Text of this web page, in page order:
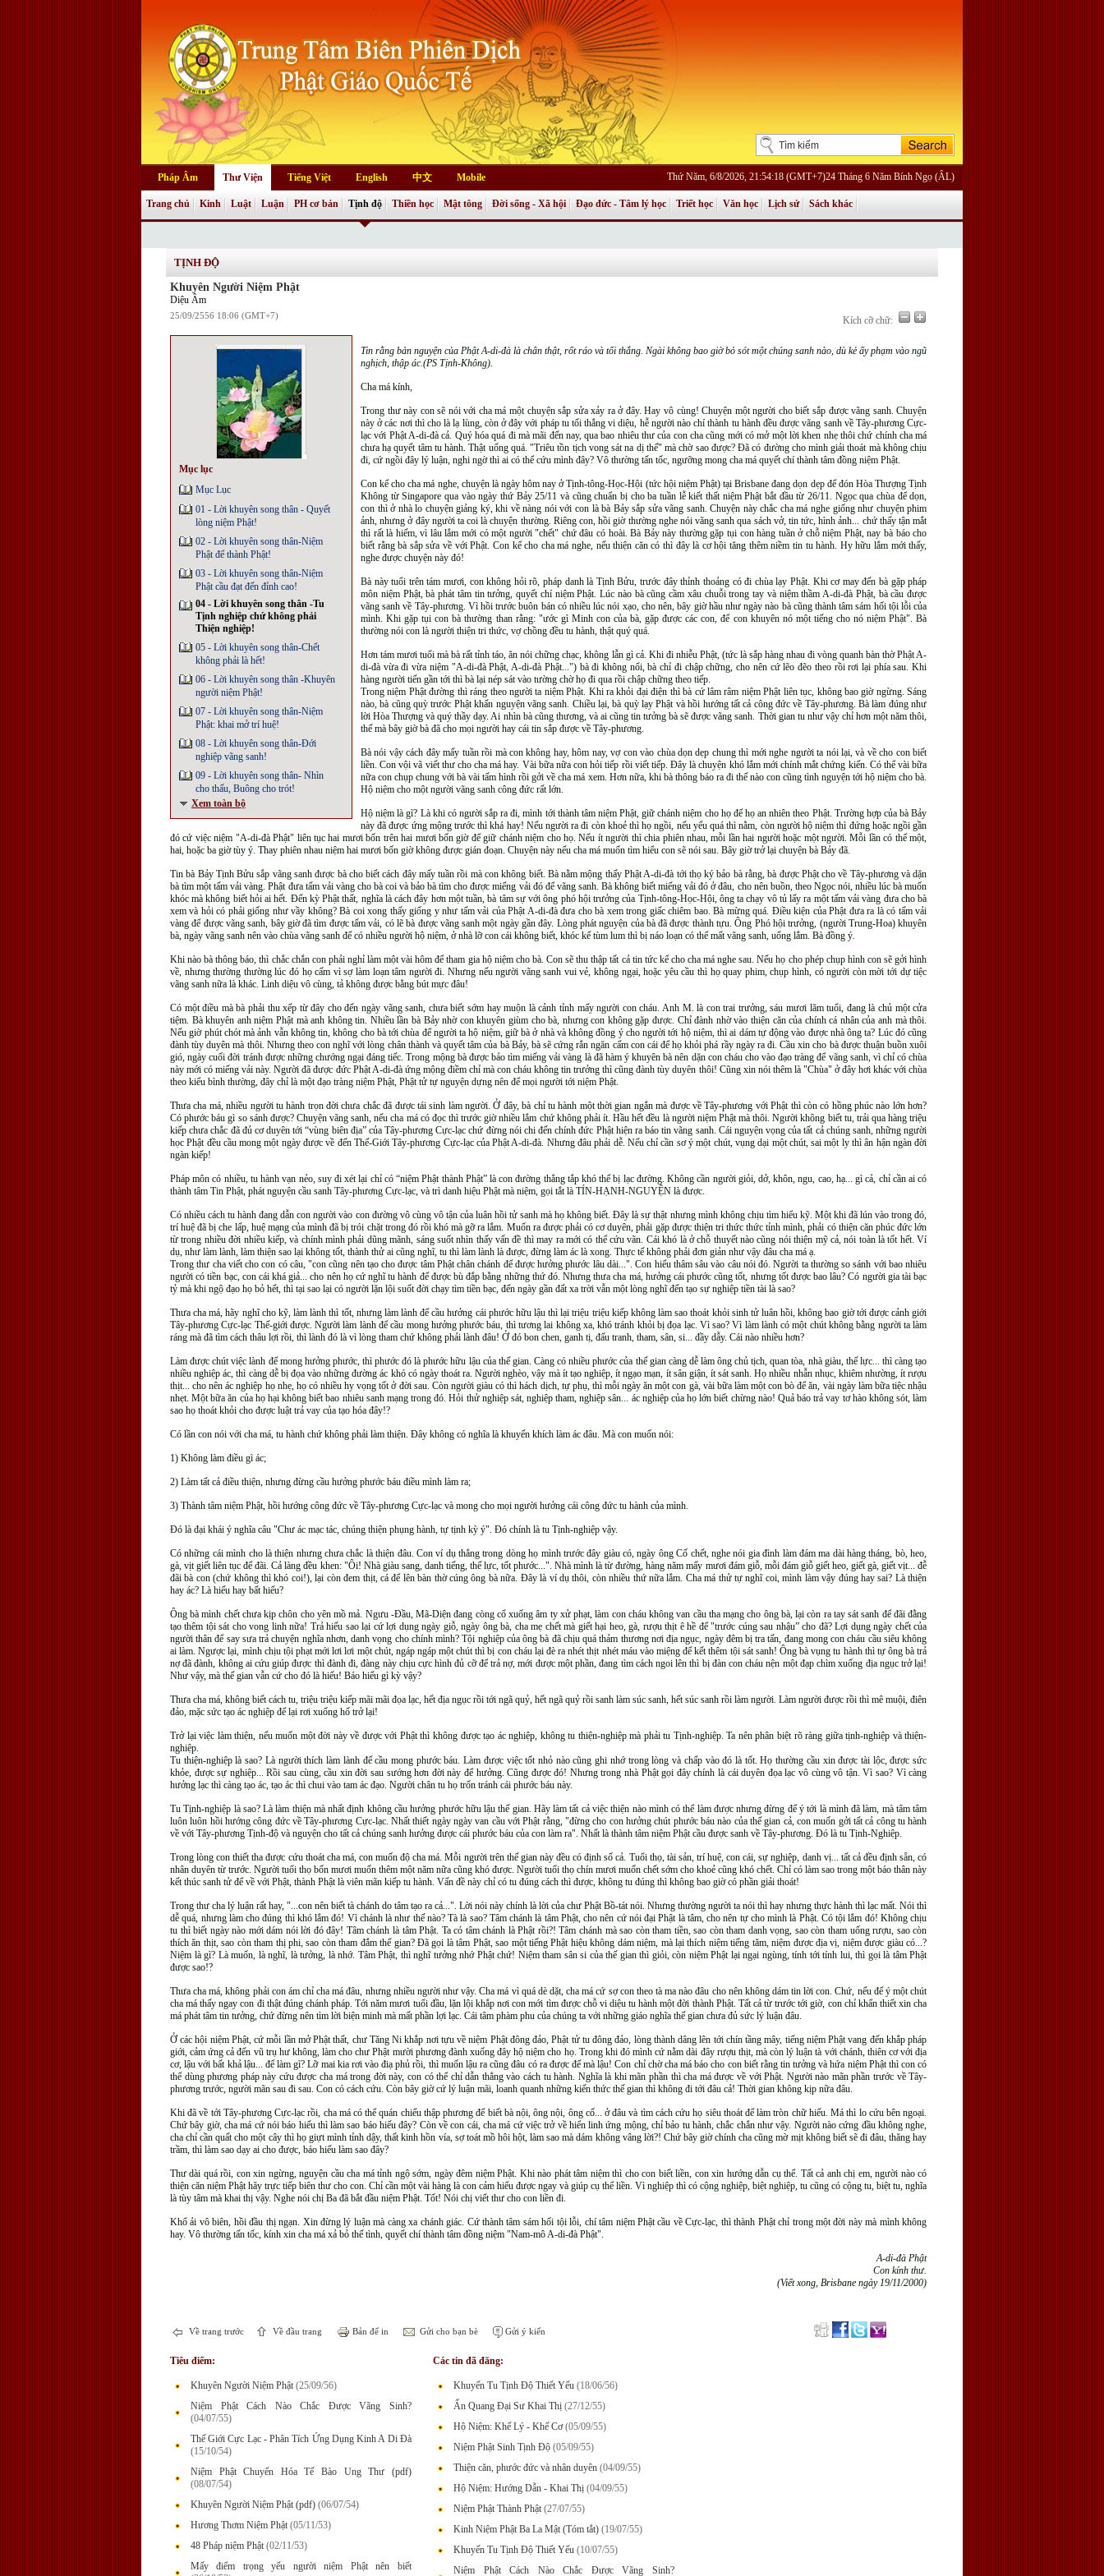
Pháp Âm Thư Viện Tiếng Việt English 中文 Mobile Thứ Năm, 6/8/2026, 21:54:18 (GMT+7)24 Tháng 6 Năm Bính Ngọ (ÂL)
Trang chủ Kinh Luật Luận PH cơ bản Tịnh độ Thiền học Mật tông Đời sống - Xã hội Đạo đức - Tâm lý học Triết học Văn học Lịch sử Sách khác
TỊNH ĐỘ
Khuyên Người Niệm Phật
Diệu Âm
25/09/2556 18:06 (GMT+7) Kích cỡ chữ:
Mục lục
Mục Lục
01 - Lời khuyên song thân - Quyết
lòng niệm Phật!
02 - Lời khuyên song thân-Niệm
Phật để thành Phật!
03 - Lời khuyên song thân-Niệm
Phật cầu đạt đến đỉnh cao!
04 - Lời khuyên song thân -Tu
Tịnh nghiệp chứ không phải
Thiện nghiệp!
05 - Lời khuyên song thân-Chết
không phải là hết!
06 - Lời khuyên song thân -Khuyên
người niệm Phật!
07 - Lời khuyên song thân-Niệm
Phật: khai mở trí huệ!
08 - Lời khuyên song thân-Đới
nghiệp vãng sanh!
09 - Lời khuyên song thân- Nhìn
cho thấu, Buông cho trót!
Xem toàn bộ
Tin rằng bản nguyện của Phật A-di-đà là chân thật, rốt ráo và tối thắng. Ngài không bao giờ bỏ sót một chúng sanh nào, dù kẻ ấy phạm vào ngũ
nghịch, thập ác.(PS Tịnh-Không).
Cha má kính,
Trong thư này con sẽ nói với cha má một chuyện sắp sửa xảy ra ở đây. Hay vô cùng! Chuyện một người cho biết sắp được vãng sanh. Chuyện
này ở các nơi thì cho là lạ lùng, còn ở đây với pháp tu tối thắng vi diệu, hễ người nào chí thành tu hành đều được vãng sanh về Tây-phương Cực-
lạc với Phật A-di-đà cả. Quý hóa quá đi mà mãi đến nay, qua bao nhiêu thư của con cha cũng mới có mở một lời khen nhẹ thôi chứ chính cha má
chưa hạ quyết tâm tu hành. Thật uổng quá. "Triêu tồn tịch vong sát na dị thế" mà chờ sao được? Đã có đường cho mình giải thoát mà không chịu
đi, cứ ngồi đây lý luận, nghi ngờ thì ai có thể cứu mình đây? Vô thường tấn tốc, ngưỡng mong cha má quyết chí thành tâm đồng niệm Phật.
Con kể cho cha má nghe, chuyện là ngày hôm nay ở Tịnh-tông-Học-Hội (tức hội niệm Phật) tại Brisbane đang dọn dẹp để đón Hòa Thượng Tịnh
Không từ Singapore qua vào ngày thứ Bảy 25/11 và cũng chuẩn bị cho ba tuần lễ kiết thất niệm Phật bắt đầu từ 26/11. Ngọc qua chùa để dọn,
con thì ở nhà lo chuyện giảng ký, khi về nàng nói với con là bà Bảy sắp sửa vãng sanh. Chuyện này chắc cha má nghe giống như chuyện phim
ảnh, nhưng ở đây người ta coi là chuyện thường. Riêng con, hồi giờ thường nghe nói vãng sanh qua sách vở, tin tức, hình ảnh... chứ thấy tận mắt
thì rất là hiếm, vì lâu lắm mới có một người "chết" chứ đâu có hoài. Bà Bảy này thường gặp tụi con hàng tuần ở chỗ niệm Phật, nay bà báo cho
biết rằng bà sắp sửa về với Phật. Con kể cho cha má nghe, nếu thiện căn có thì đây là cơ hội tăng thêm niềm tin tu hành. Hy hữu lắm mới thấy,
nghe được chuyện này đó!
Bà này tuổi trên tám mươi, con không hỏi rõ, pháp danh là Tịnh Bửu, trước đây thỉnh thoảng có đi chùa lạy Phật. Khi cơ may đến bà gặp pháp
môn niệm Phật, bà phát tâm tin tưởng, quyết chí niệm Phật. Lúc nào bà cũng cầm xâu chuỗi trong tay và niệm thầm A-di-đà Phật, bà cầu được
vãng sanh về Tây-phương. Vì hồi trước buôn bán có nhiều lúc nói xạo, cho nên, bây giờ hầu như ngày nào bà cũng thành tâm sám hối tội lỗi của
mình. Khi gặp tụi con bà thường than rằng: "ước gì Minh con của bà, gặp được các con, để con khuyên nó một tiếng cho nó niệm Phật". Bà
thường nói con là người thiện tri thức, vợ chồng đều tu hành, thật quý quá.
Hơn tám mươi tuổi mà bà rất tỉnh táo, ăn nói chững chạc, không lẫn gì cả. Khi đi nhiễu Phật, (tức là sắp hàng nhau đi vòng quanh bàn thờ Phật A-
di-đà vừa đi vừa niệm "A-di-đà Phật, A-di-đà Phật...") bà đi không nổi, bà chỉ đi chập chững, cho nên cứ lẽo đẽo theo rồi rơi lại phía sau. Khi
hàng người tiến gần tới thì bà lại nép sát vào tường chờ họ đi qua rồi chập chững theo tiếp.
Trong niệm Phật đường thì ráng theo người ta niệm Phật. Khi ra khỏi đại điện thì bà cứ lâm râm niệm Phật liên tục, không bao giờ ngừng. Sáng
nào, bà cũng quỳ trước Phật khấn nguyện vãng sanh. Chiều lại, bà quỳ lạy Phật và hồi hướng tất cả công đức về Tây-phương. Bà làm đúng như
lời Hòa Thượng và quý thầy dạy. Ai nhìn bà cũng thương, và ai cũng tin tưởng bà sẽ được vãng sanh. Thời gian tu như vậy chỉ hơn một năm thôi,
thế mà bây giờ bà đã cho mọi người hay cái tin sắp được về Tây-phương.
Bà nói vậy cách đây mấy tuần rồi mà con không hay, hôm nay, vợ con vào chùa dọn dẹp chung thì mới nghe người ta nói lại, và về cho con biết
liền. Con vội vã viết thư cho cha má hay. Vài bữa nữa con hỏi tiếp rồi viết tiếp. Đây là chuyện khó lắm mới chính mắt chứng kiến. Có thể vài bữa
nữa con chụp chung với bà vài tấm hình rồi gởi về cha má xem. Hơn nữa, khi bà thông báo ra đi thế nào con cũng tình nguyện tới hộ niệm cho bà.
Hộ niệm cho một người vãng sanh công đức rất lớn.
Hộ niệm là gì? Là khi có người sắp ra đi, mình tới thành tâm niệm Phật, giữ chánh niệm cho họ để họ an nhiên theo Phật. Trường hợp của bà Bảy
này đã được ứng mộng trước thì khá hay! Nếu người ra đi còn khoẻ thì họ ngồi, nếu yếu quá thì nằm, còn người hộ niệm thì đứng hoặc ngồi gần
đó cứ việc niệm "A-di-đà Phật" liên tục hai mươi bốn trên hai mươi bốn giờ để giữ chánh niệm cho họ. Nếu ít người thì chia phiên nhau, mỗi lần hai người hoặc một người. Mỗi lần có thể một,
hai, hoặc ba giờ tùy ý. Thay phiên nhau niệm hai mươi bốn giờ không được gián đoạn. Chuyện này nếu cha má muốn tìm hiểu con sẽ nói sau. Bây giờ trở lại chuyện bà Bảy đã.
Tin bà Bảy Tịnh Bửu sắp vãng sanh được bà cho biết cách đây mấy tuần rồi mà con không biết. Bà nằm mộng thấy Phật A-di-đà tới thọ ký bảo bà rằng, bà được Phật cho về Tây-phương và dặn
bà tìm một tấm vải vàng. Phật đưa tấm vải vàng cho bà coi và bảo bà tìm cho được miếng vải đó để vãng sanh. Bà không biết miếng vải đó ở đâu, cho nên buồn, theo Ngọc nói, nhiều lúc bà muốn
khóc mà không biết hỏi ai hết. Đến kỳ Phật thất, nghĩa là cách đây hơn một tuần, bà tâm sự với ông phó hội trưởng của Tịnh-tông-Học-Hội, ông ta chạy vô tủ lấy ra một tấm vải vàng đưa cho bà
xem và hỏi có phải giống như vầy không? Bà coi xong thấy giống y như tấm vải của Phật A-di-đà đưa cho bà xem trong giấc chiêm bao. Bà mừng quá. Điều kiện của Phật đưa ra là có tấm vải
vàng để được vãng sanh, bây giờ đã tìm được tấm vải, có lẽ bà được vãng sanh một ngày gần đây. Lòng phát nguyện của bà đã được thành tựu. Ông Phó hội trưởng, (người Trung-Hoa) khuyên
bà, ngày vãng sanh nên vào chùa vãng sanh để có nhiều người hộ niệm, ở nhà lỡ con cái không biết, khóc kể tùm lum thì bị náo loạn có thể mất vãng sanh, uổng lắm. Bà đồng ý.
Khi nào bà thông báo, thì chắc chắn con phải nghỉ làm một vài hôm để tham gia hộ niệm cho bà. Con sẽ thu thập tất cả tin tức kể cho cha má nghe sau. Nếu họ cho phép chụp hình con sẽ gởi hình
về, nhưng thường thường lúc đó họ cấm vì sợ làm loạn tâm người đi. Nhưng nếu người vãng sanh vui vẻ, không ngại, hoặc yêu cầu thì họ quay phim, chụp hình, có người còn mời tới dự tiệc
vãng sanh nữa là khác. Linh diệu vô cùng, tả không được bằng bút mực đâu!
Có một điều mà bà phải thu xếp từ đây cho đến ngày vãng sanh, chưa biết sớm hay muộn là cảnh tỉnh mấy người con cháu. Anh M. là con trai trưởng, sáu mươi lăm tuổi, đang là chủ một cửa
tiệm. Bà khuyên anh niệm Phật mà anh không tin. Nhiều lần bà Bảy nhờ con khuyên giùm cho bà, nhưng con không gặp được. Chỉ đành nhờ vào thiện căn của chính cá nhân của anh mà thôi.
Nếu giờ phút chót mà ảnh vẫn không tin, không cho bà tới chùa để người ta hộ niệm, giữ bà ở nhà và không đồng ý cho người tới hộ niệm, thì ai dám tự động vào được nhà ông ta? Lúc đó cũng
đành tùy duyên mà thôi. Nhưng theo con nghĩ với lòng chân thành và quyết tâm của bà Bảy, bà sẽ cứng rắn ngăn cấm con cái để họ khỏi phá rầy ngày ra đi. Cầu xin cho bà được thuận buồn xuôi
gió, ngày cuối đời tránh được những chướng ngại đáng tiếc. Trong mộng bà được bảo tìm miếng vải vàng là đã hàm ý khuyên bà nên dặn con cháu cho vào đạo tràng để vãng sanh, vì chỉ có chùa
này mới có miếng vải này. Người đã được đức Phật A-di-đà ứng mộng điềm chỉ mà con cháu không tin trưởng thì cũng đành tùy duyên thôi! Cũng xin nói thêm là "Chùa" ở đây hơi khác với chùa
theo kiểu bình thường, đây chỉ là một đạo tràng niệm Phật, Phật tử tự nguyện dựng nên để mọi người tới niệm Phật.
Thưa cha má, nhiều người tu hành trọn đời chưa chắc đã được tái sinh làm người. Ở đây, bà chỉ tu hành một thời gian ngắn mà được về Tây-phương với Phật thì còn có hồng phúc nào lớn hơn?
Có phước báu gì so sánh được? Chuyện vãng sanh, nếu cha má có đọc thì trước giờ nhiều lắm chứ không phải ít. Hầu hết đều là người niệm Phật mà thôi. Người không biết tu, trải qua hàng triệu
kiếp chưa chắc đã đủ cơ duyên tới “vùng biên địa” của Tây-phương Cực-lạc chứ đừng nói chi đến chính đức Phật hiện ra báo tin vãng sanh. Cái nguyện vọng của tất cả chúng sanh, những người
học Phật đều cầu mong một ngày được về đến Thế-Giới Tây-phương Cực-lạc của Phật A-di-đà. Nhưng đâu phải dễ. Nếu chỉ cần sơ ý một chút, vụng dại một chút, sai một ly thì ân hận ngàn đời
ngàn kiếp!
Pháp môn có nhiều, tu hành vạn nẻo, suy đi xét lại chỉ có “niệm Phật thành Phật” là con đường thẳng tắp khó thể bị lạc đường. Không cần người giỏi, dở, khôn, ngu, cao, hạ... gì cả, chỉ cần ai có
thành tâm Tin Phật, phát nguyện cầu sanh Tây-phương Cực-lạc, và trì danh hiệu Phật mà niệm, gọi tắt là TÍN-HẠNH-NGUYỆN là được.
Có nhiều cách tu hành đang dẫn con người vào con đường vô cùng vô tận của luân hồi tử sanh mà họ không biết. Đây là sự thật nhưng mình không chịu tìm hiểu kỹ. Một khi đã lún vào trong đó,
trí huệ đã bị che lấp, huệ mạng của mình đã bị trói chặt trong đó rồi khó mà gỡ ra lắm. Muốn ra được phải có cơ duyên, phải gặp được thiện tri thức thức tỉnh mình, phải có thiện căn phúc đức lớn
từ trong nhiều đời nhiều kiếp, và chính mình phải dũng mãnh, sáng suốt nhìn thấy vấn đề thì may ra mới có thể cứu vãn. Cái khó là ở chỗ thuyết nào cũng nói thiện mỹ cả, nói toàn là tốt hết. Ví
dụ, như làm lành, làm thiện sao lại không tốt, thành thử ai cũng nghĩ, tu thì làm lành là được, đừng làm ác là xong. Thực tế không phải đơn giản như vậy đâu cha má ạ.
Trong thư cha viết cho con có câu, "con cũng nên tạo cho được tâm Phật chân chánh để được hưởng phước lâu dài...". Con hiểu thâm sâu vào câu nói đó. Người ta thường so sánh với bao nhiêu
người có tiền bạc, con cái khá giả... cho nên họ cứ nghĩ tu hành để được bù đắp bằng những thứ đó. Nhưng thưa cha má, hưởng cái phước cũng tốt, nhưng tốt được bao lâu? Có người gia tài bạc
tỷ mà khi ngộ đạo họ bỏ hết, thì tại sao lại có người lặn lội suốt đời chạy tìm tiền bạc, đến ngày gần đất xa trời vẫn một lòng nghĩ đến tạo sự nghiệp tiền tài là sao?
Thưa cha má, hãy nghĩ cho kỹ, làm lành thì tốt, nhưng làm lành để cầu hưởng cái phước hữu lậu thì lại triệu triệu kiếp không làm sao thoát khỏi sinh tử luân hồi, không bao giờ tới được cảnh giới
Tây-phương Cực-lạc Thế-giới được. Người làm lành để cầu mong hưởng phước báu, thì tương lai không xa, khó tránh khỏi bị đọa lạc. Vì sao? Vì làm lành có một chút không bằng người ta làm
ráng mà đã tìm cách thâu lợi rồi, thì lành đó là vì lòng tham chứ không phải lành đâu! Ở đó bon chen, ganh tị, đấu tranh, tham, sân, si... đầy dẫy. Cái nào nhiều hơn?
Làm được chút việc lành để mong hưởng phước, thì phước đó là phước hữu lậu của thế gian. Càng có nhiều phước của thế gian càng dễ làm ông chủ tịch, quan tòa, nhà giàu, thế lực... thì càng tạo
nhiều nghiệp ác, thì càng dễ bị đọa vào những đường ác khó có ngày thoát ra. Người nghèo, vậy mà ít tạo nghiệp, ít ngạo mạn, ít sân giận, ít sát sanh. Họ nhiều nhẫn nhục, khiêm nhường, ít rượu
thịt... cho nên ác nghiệp họ nhẹ, họ có nhiều hy vọng tốt ở đời sau. Còn người giàu có thì hách dịch, tự phụ, thì mỗi ngày ăn một con gà, vài bữa làm một con bò để ăn, vài ngày làm bữa tiệc nhậu
nhẹt. Một bữa ăn của họ hại không biết bao nhiêu sanh mạng trong đó. Hỏi thử nghiệp sát, nghiệp tham, nghiệp sân... ác nghiệp của họ lớn biết chừng nào! Quả báo trả vay tơ hào không sót, làm
sao họ thoát khỏi cho được luật trả vay của tạo hóa đây!?
Có lần con nói với cha má, tu hành chứ không phải làm thiện. Đây không có nghĩa là khuyến khích làm ác đâu. Mà con muốn nói:
1) Không làm điều gì ác;
2) Làm tất cả điều thiện, nhưng đừng cầu hưởng phước báu điều mình làm ra;
3) Thành tâm niệm Phật, hồi hướng công đức về Tây-phương Cực-lạc và mong cho mọi người hưởng cái công đức tu hành của mình.
Đó là đại khái ý nghĩa câu "Chư ác mạc tác, chúng thiện phụng hành, tự tịnh kỳ ý". Đó chính là tu Tịnh-nghiệp vậy.
Có những cái mình cho là thiện nhưng chưa chắc là thiện đâu. Con ví dụ thẳng trong dòng họ mình trước đây giàu có, ngày ông Cố chết, nghe nói gia đình làm đám ma dài hàng tháng, bò, heo,
gà, vịt giết liên tục để đãi. Cả làng đều khen: "Ôi! Nhà giàu sang, danh tiếng, thế lực, tốt phước...". Nhà mình là từ đường, hàng năm mấy mươi đám giỗ, mỗi đám giỗ giết heo, giết gà, giết vịt... đễ
đãi bà con (chứ không thì khó coi!), lại còn đem thịt, cá để lên bàn thờ cúng ông bà nữa. Đây là ví dụ thôi, còn nhiều thứ nữa lắm. Cha má thử tự nghĩ coi, mình làm vậy đúng hay sai? Là thiện
hay ác? Là hiếu hay bất hiếu?
Ông bà mình chết chưa kịp chôn cho yên mồ mả. Ngưu -Đầu, Mã-Diện đang còng cổ xuống âm ty xử phạt, làm con cháu không van cầu tha mạng cho ông bà, lại còn ra tay sát sanh để đãi đằng
tạo thêm tội sát cho vong linh nữa! Trả hiếu sao lại cứ lợi dụng ngày giỗ, ngày ông bà, cha mẹ chết mà giết hại heo, gà, rượu thịt ê hề để "trước cúng sau nhậu” cho đã? Lợi dụng ngày chết của
người thân để say sưa trả chuyện nghĩa nhơn, danh vọng cho chính mình? Tội nghiệp của ông bà đã chịu quá thảm thương nơi địa ngục, ngày đêm bị tra tấn, đang mong con cháu cầu siêu không
ai làm. Ngược lại, mình chịu tội phạt mới lơi lơi một chút, ngáp ngáp một chút thì bị con cháu lại đè ra nhét thịt nhét máu vào miệng để kết thêm tội sát sanh! Ông bà vụng tu hành thì tự ông bà trả
nợ đã đành, không ai cứu giúp được thì đành đi, đàng này chịu cực hình đủ cỡ để trả nợ, mới được một phần, đang tìm cách ngoi lên thì bị đàn con cháu nện một đạp chìm xuống địa ngục trở lại!
Như vậy, mà thế gian vẫn cứ cho đó là hiếu! Báo hiếu gì kỳ vậy?
Thưa cha má, không biết cách tu, triệu triệu kiếp mãi mãi đọa lạc, hết địa ngục rồi tới ngã quỷ, hết ngã quỷ rồi sanh làm súc sanh, hết súc sanh rồi làm người. Làm người được rồi thì mê muội, điên
đảo, mặc sức tạo ác nghiệp để lại rơi xuống hố trở lại!
Trở lại việc làm thiện, nếu muốn một đời này về được với Phật thì không được tạo ác nghiệp, không tu thiện-nghiệp mà phải tu Tịnh-nghiệp. Ta nên phân biệt rõ ràng giữa tịnh-nghiệp và thiện-
nghiệp.
Tu thiện-nghiệp là sao? Là người thích làm lành để cầu mong phước báu. Làm được việc tốt nhỏ nào cũng ghi nhớ trong lòng và chấp vào đó là tốt. Họ thường cầu xin được tài lộc, được sức
khỏe, được sự nghiệp... Rồi sau cùng, cầu xin đời sau sướng hơn đời này để hưởng. Cũng được đó! Nhưng trong nhà Phật gọi đây chính là cái duyên đọa lạc vô cùng vô tận. Vì sao? Vì càng
hưởng lạc thì càng tạo ác, tạo ác thì chui vào tam ác đạo. Người chân tu họ trốn tránh cái phước báu này.
Tu Tịnh-nghiệp là sao? Là làm thiện mà nhất định không cầu hưởng phước hữu lậu thế gian. Hãy làm tất cả việc thiện nào mình có thể làm được nhưng đừng để ý tới là mình đã làm, mà tâm tâm
luôn luôn hồi hướng công đức về Tây-phương Cực-lạc. Nhất thiết ngày ngày van cầu với Phật rằng, "đừng cho con hưởng chút phước báu nào của thế gian cả, con muốn gởi tất cả công tu hành
về với Tây-phương Tịnh-độ và nguyện cho tất cả chúng sanh hưởng được cái phước báu của con làm ra". Nhất là thành tâm niệm Phật cầu được sanh về Tây-phương. Đó là tu Tịnh-Nghiệp.
Trong lòng con thiết tha được cứu thoát cha má, con muốn độ cha má. Mỗi người trên thế gian này đều có định số cả. Tuổi thọ, tài sản, trí huệ, con cái, sự nghiệp, danh vị... tất cả đều định sẵn, có
nhân duyên từ trước. Người tuổi thọ bốn mươi muốn thêm một năm nữa cũng khó được. Người tuổi thọ chín mươi muốn chết sớm cho khoẻ cũng khó chết. Chỉ có làm sao trong một báo thân này
kết thúc sanh tử để về với Phật, thành Phật là viên mãn kiếp tu hành. Vấn đề này chỉ có tu đúng cách thì được, không tu đúng thì không bao giờ có phần giải thoát!
Trong thư cha lý luận rất hay, "...con nên biết tà chánh do tâm tạo ra cả...". Lời nói này chính là lời của chư Phật Bồ-tát nói. Nhưng thường người ta nói thì hay nhưng thực hành thì lạc mất. Nói thì
dễ quá, nhưng làm cho đúng thì khó lắm đó! Vì chánh là như thế nào? Tà là sao? Tâm chánh là tâm Phật, cho nên cứ nói đại Phật là tâm, cho nên tự cho mình là Phật. Có tội lắm đó! Không chịu
tu thì biết ngày nào mới dám nói lời đó đây! Tâm chánh là tâm Phật. Ta có tâm chánh là Phật rồi?! Tâm chánh mà sao còn tham tiền, sao còn tham danh vọng, sao còn tham uống rượu, sao còn
thích ăn thịt, sao còn tham thị phi, sao còn tham đắm thế gian? Đã gọi là tâm Phật, sao một tiếng Phật hiệu không dám niệm, mà lại thích niệm tiếng tăm, niệm được địa vị, niệm được giàu có...?
Niệm là gì? Là muốn, là nghĩ, là tưởng, là nhớ. Tâm Phật, thì nghĩ tưởng nhớ Phật chứ! Niệm tham sân si của thế gian thì giỏi, còn niệm Phật lại ngại ngùng, tính tới tính lui, thì gọi là tâm Phật
được sao!?
Thưa cha má, không phải con ám chỉ cha má đâu, nhưng nhiều người như vậy. Cha má vì quá dè dặt, cha má cứ sợ con theo tà ma nào đâu cho nên không dám tin lời con. Chứ, nếu để ý một chút
cha má thấy ngay con đi thật đúng chánh pháp. Tới năm mươi tuổi đầu, lặn lội khắp nơi con mới tìm được chỗ vi diệu tu hành một đời thành Phật. Tất cả từ trước tới giờ, con chỉ khẩn thiết xin cha
má phát tâm tin tưởng, chứ đừng nên tìm lời biện minh mà mất phần lợi lạc. Cái tâm phàm phu của chúng ta với những giáo nghĩa thế gian chưa đủ sức lý luận đâu.
Ở các hội niệm Phật, cứ mỗi lần mở Phật thất, chư Tăng Ni khắp nơi tựu về niệm Phật đông đảo, Phật tử tu đông đảo, lòng thành dâng lên tới chín tầng mây, tiếng niệm Phật vang đến khắp pháp
giới, cảm ứng cả đến vũ trụ hư không, làm cho chư Phật mười phương đành xuống đây hộ niệm cho họ. Trong khi đó mình cứ nằm dài đây rượu thịt, mà còn lý luận tà với chánh, thiên cơ với địa
cơ, lậu với bất khả lậu... để làm gì? Lỡ mai kia rơi vào điạ phủ rồi, thì muốn lậu ra cũng đâu có ra được để mà lậu! Con chỉ chờ cha má báo cho con biết rằng tin tưởng và hứa niệm Phật thì con có
thể dùng phương pháp này cứu được cha má trong đời này, con có thể chỉ dẫn thẳng vào cách tu hành. Nghĩa là khi mãn phần thì cha má được về với Phật. Người nào mãn phần trước về Tây-
phương trước, người mãn sau đi sau. Con có cách cứu. Còn bây giờ cứ lý luận mãi, loanh quanh những kiến thức thế gian thì không đi tới đâu cả! Thời gian không kịp nữa đâu.
Khi đã về tới Tây-phương Cực-lạc rồi, cha má có thể quán chiếu thập phương để biết bà nội, ông nội, ông cố... ở đâu và tìm cách cứu họ siêu thoát để làm tròn chữ hiếu. Má thì lo cứu bên ngoại.
Chứ bây giờ, cha má cứ nói báo hiếu thì làm sao báo hiếu đây? Còn về con cái, cha má cứ việc trở về hiển linh ứng mộng, chỉ bảo tu hành, chắc chắn như vậy. Người nào cứng đầu không nghe,
cha chỉ cần quất cho một cây thì họ giựt mình tỉnh dậy, thất kinh hồn vía, sợ toát mồ hôi hột, làm sao mà dám không vâng lời?! Chứ bây giờ chính cha cũng mờ mịt không biết sẽ đi đâu, thăng hay
trầm, thì làm sao dạy ai cho được, báo hiếu làm sao đây?
Thư dài quá rồi, con xin ngừng, nguyện cầu cha má tỉnh ngộ sớm, ngày đêm niệm Phật. Khi nào phát tâm niệm thì cho con biết liền, con xin hướng dẫn cụ thể. Tất cả anh chị em, người nào có
thiện căn niệm Phật hãy trực tiếp biên thư cho con. Chỉ cần một vài hàng là con cảm hiểu được ngay và giúp cụ thể liền. Vì nghiệp thì có cộng nghiệp, biệt nghiệp, tu cũng có cộng tu, biệt tu, nghĩa
là tùy tâm mà khai thị vậy. Nghe nói chị Ba đã bắt đầu niệm Phật. Tốt! Nói chị viết thư cho con liền đi.
Khổ ải vô biên, hồi đầu thị ngạn. Xin đừng lý luận mà càng xa chánh giác. Cứ thành tâm sám hối tội lỗi, chí tâm niệm Phật cầu về Cực-lạc, thì thành Phật chỉ trong một đời này mà mình không
hay. Vô thường tấn tốc, kính xin cha má xả bỏ thế tình, quyết chí thành tâm đồng niệm "Nam-mô A-di-đà Phật".
A-di-đà Phật
Con kính thư.
(Viết xong, Brisbane ngày 19/11/2000)
Về trang trước Về đầu trang Bản để in Gửi cho bạn bè Gửi ý kiến
Tiêu điểm:
Khuyên Người Niệm Phật (25/09/56)
Niệm Phật Cách Nào Chắc Được Vãng Sinh?
(04/07/55)
Thế Giới Cực Lạc - Phân Tích Ứng Dụng Kinh A Di Đà
(15/10/54)
Niệm Phật Chuyển Hóa Tế Bào Ung Thư (pdf)
(08/07/54)
Khuyên Người Niệm Phật (pdf) (06/07/54)
Hương Thơm Niệm Phật (05/11/53)
48 Pháp niệm Phật (02/11/53)
Mấy điểm trọng yếu người niệm Phật nên biết
Các tin đã đăng:
Khuyến Tu Tịnh Độ Thiết Yếu (18/06/56)
Ấn Quang Đại Sư Khai Thị (27/12/55)
Hộ Niệm: Khế Lý - Khế Cơ (05/09/55)
Niệm Phật Sinh Tịnh Độ (05/09/55)
Thiện căn, phước đức và nhân duyên (04/09/55)
Hộ Niệm: Hướng Dẫn - Khai Thị (04/09/55)
Niệm Phật Thành Phật (27/07/55)
Kinh Niệm Phật Ba La Mật (Tóm tắt) (19/07/55)
Khuyến Tu Tịnh Độ Thiết Yếu (10/07/55)
Niệm Phật Cách Nào Chắc Được Vãng Sinh?